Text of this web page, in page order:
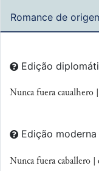
Romance de
Edição
Nunca fuera caualhero
Edição
Nunca fuera caballero |